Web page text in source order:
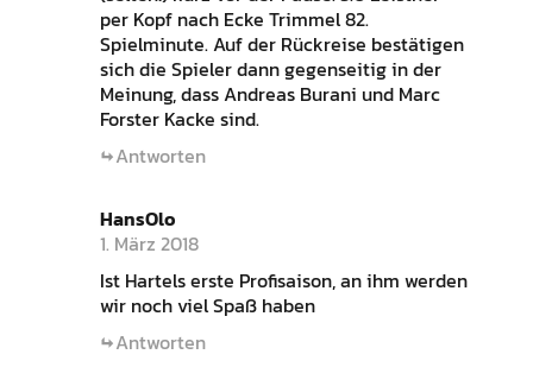
per Kopf nach Ecke Trimmel 82.
Spielminute. Auf der Rückreise bestätigen
sich die Spieler dann gegenseitig in der
Meinung, dass Andreas Burani und Marc
Forster Kacke sind.
Antworten
HansOlo
1. März 2018
Ist Hartels erste Profisaison, an ihm werden
wir noch viel Spaß haben
Antworten